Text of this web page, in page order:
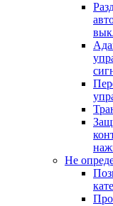
Не